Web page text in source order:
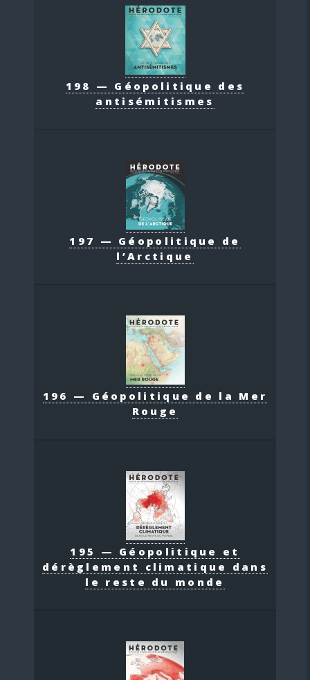
198 — Géopolitique des
antisémitismes
197 — Géopolitique de
l’Arctique
196 — Géopolitique de la Mer
Rouge
195 — Géopolitique et
dérèglement climatique dans
le reste du monde